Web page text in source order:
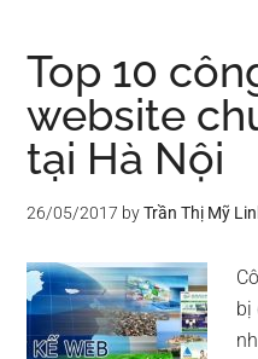
Top 10
website
tại Hà Nội
26/05/2017 byTrần Thị Mỹ
bị